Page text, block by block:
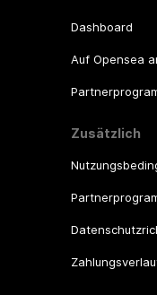
Dashboard
Auf Opensea
Zusätzlich